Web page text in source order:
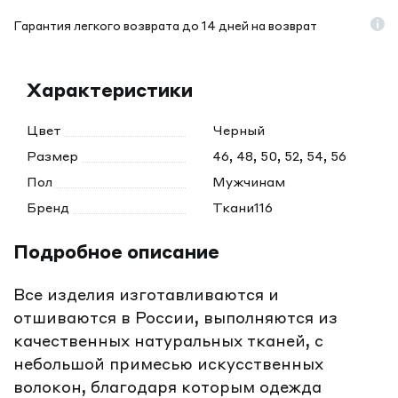
Гарантия легкого возврата до 14 дней на возврат
Характеристики
Цвет
Черный
Размер
46, 48, 50, 52, 54, 56
Пол
Мужчинам
Бренд
Ткани116
Подробное описание
Все изделия изготавливаются и
отшиваются в России, выполняются из
качественных натуральных тканей, с
небольшой примесью искусственных
волокон, благодаря которым одежда